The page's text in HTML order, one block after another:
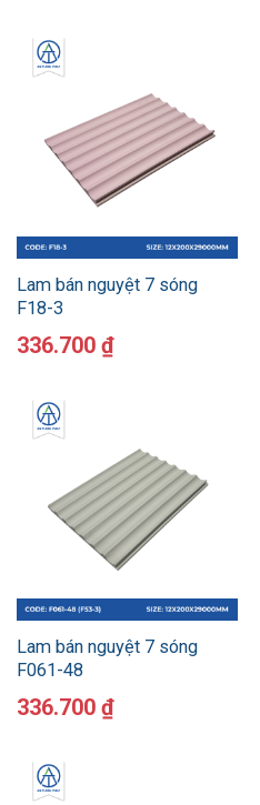
Lam bán nguyệt 7 sóng
F18-3
336.700 ₫
Lam bán nguyệt 7 sóng
F061-48
336.700 ₫